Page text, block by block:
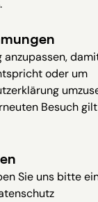
oder um
Besuch
Sie uns bitte